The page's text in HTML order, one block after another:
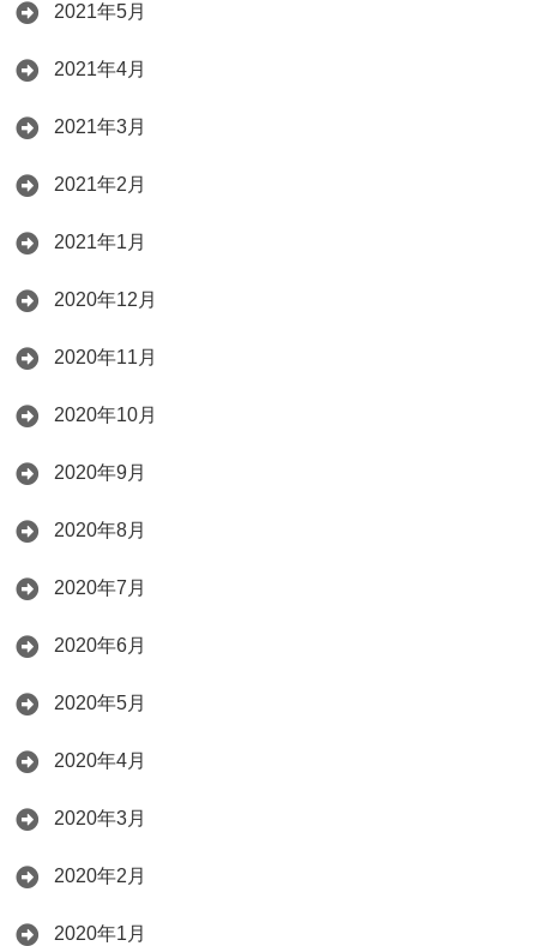
2021年5月
2021年4月
2021年3月
2021年2月
2021年1月
2020年12月
2020年11月
2020年10月
2020年9月
2020年8月
2020年7月
2020年6月
2020年5月
2020年4月
2020年3月
2020年2月
2020年1月